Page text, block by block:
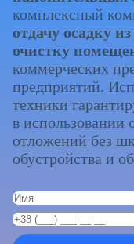
комплексный
отдачу осадку
очистку
коммерческих
предприятий.
техники
в
отложений без
обустройства и